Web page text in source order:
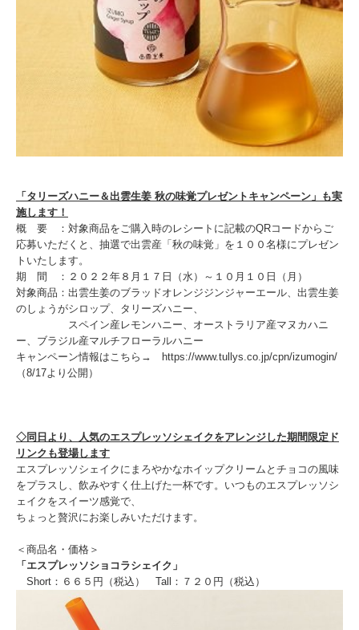
「タリーズハニー＆出雲生姜 秋の味覚プレゼントキャンペーン」も実
施します！
概 要 ：対象商品をご購入時のレシートに記載のQRコードからご
応募いただくと、抽選で出雲産「秋の味覚」を１００名様にプレゼン
トいたします。
期 間 ：２０２２年８月１７日（水）～１０月１０日（月）
対象商品：出雲生姜のブラッドオレンジジンジャーエール、出雲生姜
のしょうがシロップ、タリーズハニー、
スペイン産レモンハニー、オーストラリア産マヌカハニ
ー、ブラジル産マルチフローラルハニー
キャンペーン情報はこちら→ https://www.tullys.co.jp/cpn/izumogin/
（8/17より公開）
◇同日より、人気のエスプレッソシェイクをアレンジした期間限定ド
リンクも登場します
エスプレッソシェイクにまろやかなホイップクリームとチョコの風味
をプラスし、飲みやすく仕上げた一杯です。いつものエスプレッソシ
ェイクをスイーツ感覚で、
ちょっと贅沢にお楽しみいただけます。
＜商品名・価格＞
「エスプレッソショコラシェイク」
Short：６６５円（税込） Tall：７２０円（税込）